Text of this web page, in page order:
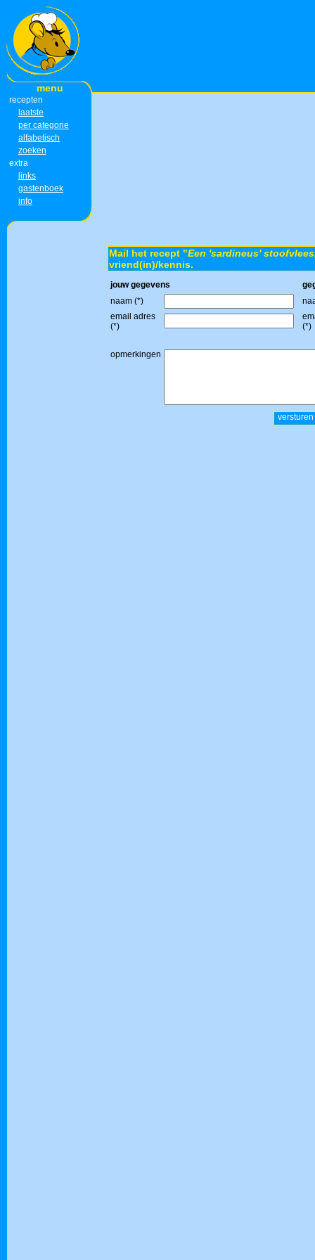
menu
recepten
laatste
per categorie
alfabetisch
zoeken
extra
links
gastenboek
info
Mail het recept "Een 'sardineus'
vriend(in)/kennis.
jouw gegevens
naam (*)
email adres
(*)
(*)
opmerkingen